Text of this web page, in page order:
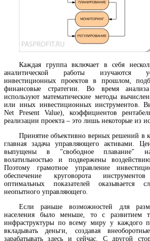
Каждая группа включает в себя
аналитической работы изучаются
инвестиционных проектов в прошлом,
финансовые стратегии. Во время
используют математические методы
или иных инвестиционных инструментов.
Net Present Value), коэффициентов
реализации проекта – это лишь некоторые из
Принятие объективно верных решений в
главная задача управляющего активами.
выпущены в "свободное плавание"
волатильностью и подвержены
Поэтому грамотное управление
обеспечение круговорота
оптимальных показателей оказывается
неопытного управляющего.
Если раньше возможностей для
населения было меньше, то с развитием
инфраструктуры по всему миру у каждого
вкладывать деньги, создавая
зарабатывать здесь и сейчас. С другой